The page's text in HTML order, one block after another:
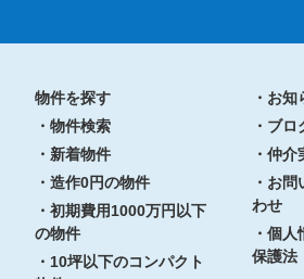
物件を探す
・物件検索
・新着物件
・造作0円の物件
・初期費用1000万円以下
の物件
・10坪以下のコンパクト
・お知
・ブロ
・仲介
・お問
わせ
・個人
保護法